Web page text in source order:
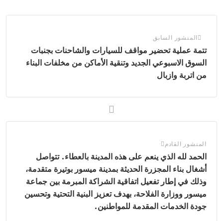
المنشور السابق
تتمة عملية تحضير مواقف للسيارات والشاحنات بجنبات
السوق الاسبوعي الجديد وتنقية الأماكن من مخلفات البناء
من اتربة وازبال
المنشور القادم
الحمد لله الذي ينعم على هذه المدينة بالعطاء. تتواصل
أشغال بناء المجزرة الحديثة بمدينة ميسور بوتيرة متقدمة،
وذلك في إطار تفعيل اتفاقية الشراكة المبرمة بين جماعة
ميسور ووزارة الفلاحة، بهدف تعزيز البنية التحتية وتحسين
جودة الخدمات المقدمة للمواطنين.